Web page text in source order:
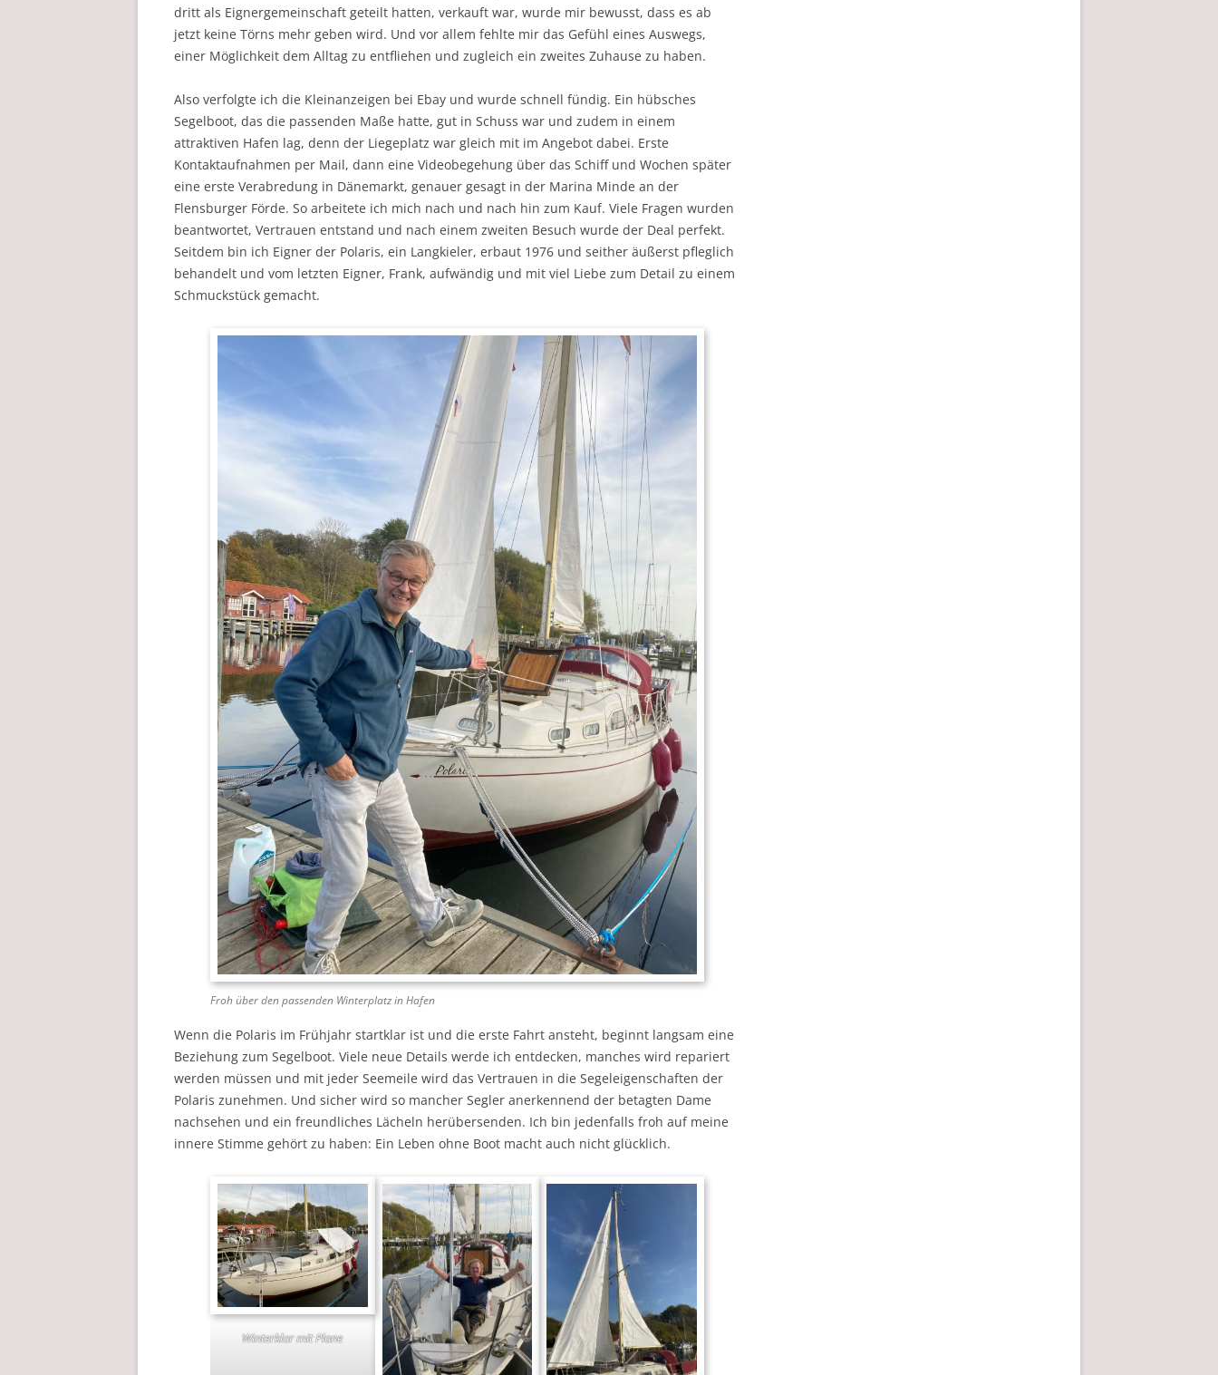
dritt als Eignergemeinschaft geteilt hatten, verkauft war, wurde mir bewusst, dass es ab
jetzt keine Törns mehr geben wird. Und vor allem fehlte mir das Gefühl eines Auswegs,
einer Möglichkeit dem Alltag zu entfliehen und zugleich ein zweites Zuhause zu haben.
Also verfolgte ich die Kleinanzeigen bei Ebay und wurde schnell fündig. Ein hübsches
Segelboot, das die passenden Maße hatte, gut in Schuss war und zudem in einem
attraktiven Hafen lag, denn der Liegeplatz war gleich mit im Angebot dabei. Erste
Kontaktaufnahmen per Mail, dann eine Videobegehung über das Schiff und Wochen später
eine erste Verabredung in Dänemarkt, genauer gesagt in der Marina Minde an der
Flensburger Förde. So arbeitete ich mich nach und nach hin zum Kauf. Viele Fragen wurden
beantwortet, Vertrauen entstand und nach einem zweiten Besuch wurde der Deal perfekt.
Seitdem bin ich Eigner der Polaris, ein Langkieler, erbaut 1976 und seither äußerst pfleglich
behandelt und vom letzten Eigner, Frank, aufwändig und mit viel Liebe zum Detail zu einem
Schmuckstück gemacht.
Froh über den passenden Winterplatz in Hafen
Wenn die Polaris im Frühjahr startklar ist und die erste Fahrt ansteht, beginnt langsam eine
Beziehung zum Segelboot. Viele neue Details werde ich entdecken, manches wird repariert
werden müssen und mit jeder Seemeile wird das Vertrauen in die Segeleigenschaften der
Polaris zunehmen. Und sicher wird so mancher Segler anerkennend der betagten Dame
nachsehen und ein freundliches Lächeln herübersenden. Ich bin jedenfalls froh auf meine
innere Stimme gehört zu haben: Ein Leben ohne Boot macht auch nicht glücklich.
Winterklar mit Plane